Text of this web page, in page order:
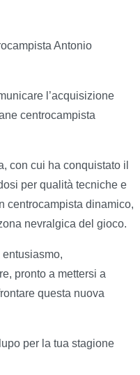
Antonio
l’acquisizione
centrocampista
con cui ha conquistato il
per qualità tecniche e
centrocampista dinamico,
nevralgica del gioco.
pronto a mettersi a
questa nuova
per la tua stagione